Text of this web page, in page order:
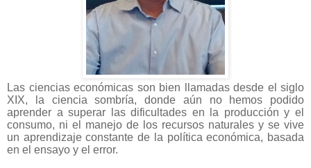
Las ciencias económicas son bien llamadas desde el siglo
XIX, la ciencia sombría, donde aún no hemos podido
aprender a superar las dificultades en la producción y el
consumo, ni el manejo de los recursos naturales y se vive
un aprendizaje constante de la política económica, basada
en el ensayo y el error.